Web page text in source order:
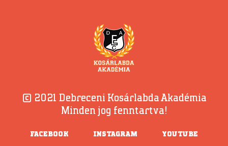
© 2021 Debreceni Kosárlabda Akadémia
Minden jog fenntartva!
FACEBOOK INSTAGRAM YOUTUBE